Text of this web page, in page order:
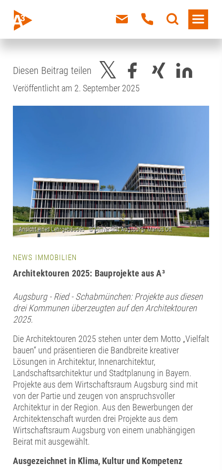
Diesen Beitrag teilen
Veröffentlicht am 2. September 2025
NEWS IMMOBILIEN
Architektouren 2025: Bauprojekte aus A³
Augsburg - Ried - Schabmünchen: Projekte aus diesen
drei Kommunen überzeugten auf den Architektouren
2025.
Die Architektouren 2025 stehen unter dem Motto „Vielfalt
bauen“ und präsentieren die Bandbreite kreativer
Lösungen in Architektur, Innenarchitektur,
Landschaftsarchitektur und Stadtplanung in Bayern.
Projekte aus dem Wirtschaftsraum Augsburg sind mit
von der Partie und zeugen von anspruchsvoller
Architektur in der Region. Aus den Bewerbungen der
Architektenschaft wurden drei Projekte aus dem
Wirtschaftsraum Augsburg von einem unabhängigen
Beirat mit ausgewählt.
Ausgezeichnet in Klima, Kultur und Kompetenz